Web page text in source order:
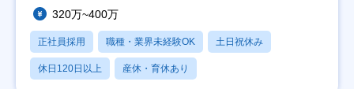
320万~400万
正社員採用 職種・業界未経験OK 土日祝休み
休日120日以上 産休・育休あり